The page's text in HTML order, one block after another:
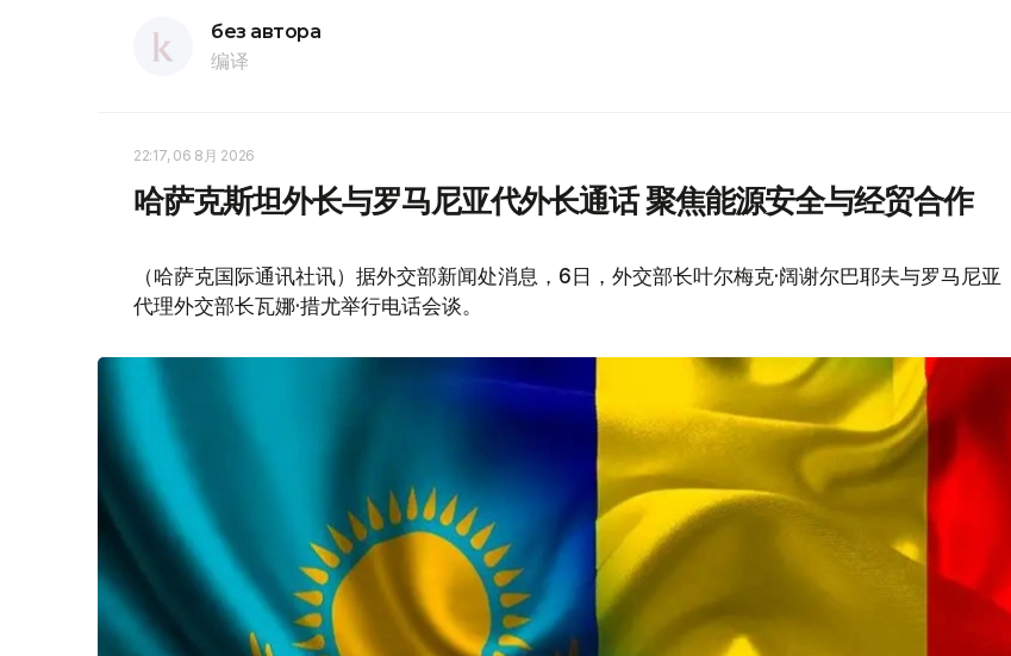
без автора
编译
22:17, 06 8月 2026
哈萨克斯坦外长与罗马尼亚代外长通话 聚焦能源安全与经贸合作
（哈萨克国际通讯社讯）据外交部新闻处消息，6日，外交部长叶尔梅克·阔谢尔巴耶夫与罗马尼亚
代理外交部长瓦娜·措尤举行电话会谈。